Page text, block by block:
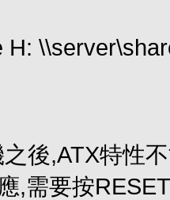
H:
之後,ATX特性
,需要按